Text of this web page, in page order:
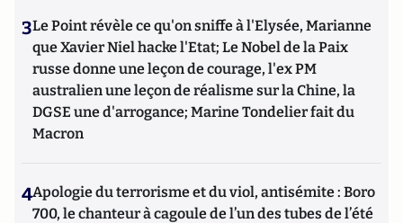
3Le Point révèle ce qu'on sniffe à l'Elysée, Marianne
que Xavier Niel hacke l'Etat; Le Nobel de la Paix
russe donne une leçon de courage, l'ex PM
australien une leçon de réalisme sur la Chine, la
DGSE une d'arrogance; Marine Tondelier fait du
Macron
4Apologie du terrorisme et du viol, antisémite : Boro
700, le chanteur à cagoule de l’un des tubes de l’été